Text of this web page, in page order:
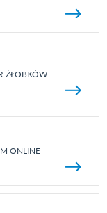
ŻŁOBKÓW
ONLINE